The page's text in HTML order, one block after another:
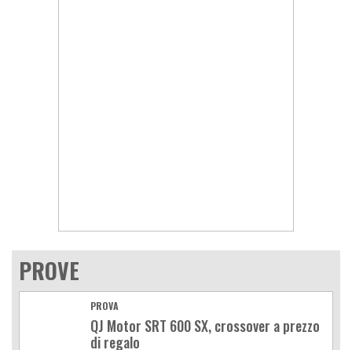
PROVE
PROVA
QJ Motor SRT 600 SX, crossover a prezzo
di regalo